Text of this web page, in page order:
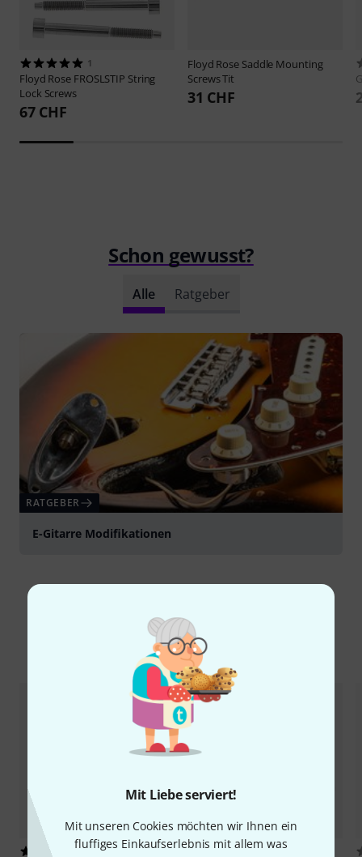
Mit Liebe serviert!
Mit unseren Cookies möchten wir Ihnen ein
fluffiges Einkaufserlebnis mit allem was
1
Floyd Rose FROSLSTIP String
Lock Screws
67 CHF
Floyd Rose Saddle Mounting
Screws Tit
31 CHF
Schon gewusst?
Alle Ratgeber
RATGEBER
E-Gitarre Modifikationen
Alternativen vergleichen
29 55